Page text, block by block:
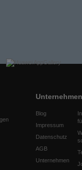
Unternehmen
Blog
Impressum
Datenschutz
AGB
Unternehmen